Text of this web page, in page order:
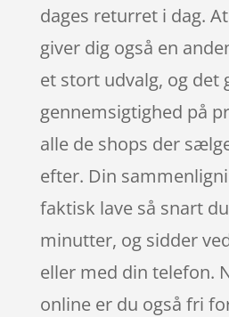
dages returret i dag.
giver dig også en
et stort udvalg, og det
gennemsigtighed på
alle de shops der
efter. Din
faktisk lave så snart
minutter, og sidder
eller med din telefon.
online er du også fri